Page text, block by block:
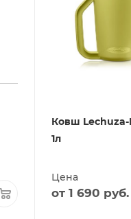
Ковш Lechuza-
1л
Цена
от 1 690 руб.